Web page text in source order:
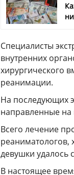
Специалисты
внутренних
хирургического
реанимации.
На последующих
направленные на
Всего лечение
реаниматологов,
девушки удалось
В настоящее